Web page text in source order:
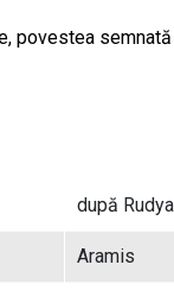
după
Aramis